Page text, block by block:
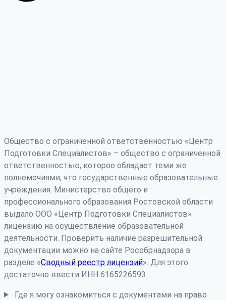
Общество с ограниченной ответственностью «Центр
Подготовки Специалистов» – общество с ограниченной
ответственностью, которое обладает теми же
полномочиями, что государственные образовательные
учреждения. Министерство общего и
профессионального образования Ростовской области
выдало ООО «Центр Подготовки Специалистов»
лицензию на осуществление образовательной
деятельности. Проверить наличие разрешительной
документации можно на сайте Рособрнадзора в
разделе «Сводный реестр лицензий». Для этого
достаточно ввести ИНН 6165226593.
Где я могу ознакомиться с документами на право